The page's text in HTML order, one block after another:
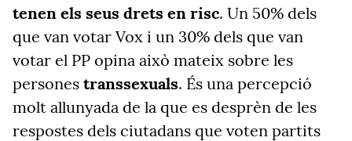
tenen els seus drets en risc. Un 50% dels
que van votar Vox i un 30% dels que van
votar el PP opina això mateix sobre les
persones transsexuals. És una percepció
molt allunyada de la que es desprèn de les
respostes dels ciutadans que voten partits